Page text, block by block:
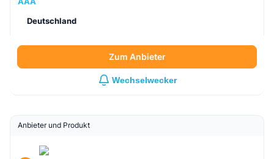
Deutschland
Zum Anbieter
Wechselwecker
Anbieter und Produkt